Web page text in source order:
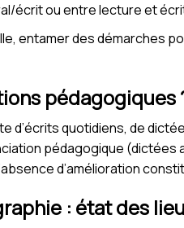
écrit ou entre lecture et
entamer des démarches
pédagogiques
d’écrits quotidiens, de
pédagogique
d’amélioration
: état des